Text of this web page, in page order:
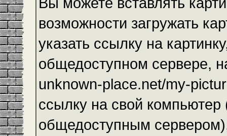
возможности загружать
указать ссылку на
общедоступном сервере,
unknown-place.net/my-
ссылку на свой компьютер
общедоступным